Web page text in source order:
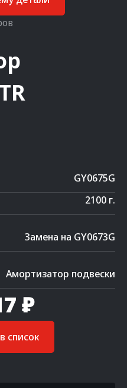
GY0675G
2100 г.
Замена на GY0673G
Амортизатор подвески
₽
список